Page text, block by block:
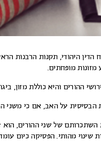
ההורים והיא כוללת מזון,
הבסיסית על האב, אם כי משני
של שני ההורים, הוא